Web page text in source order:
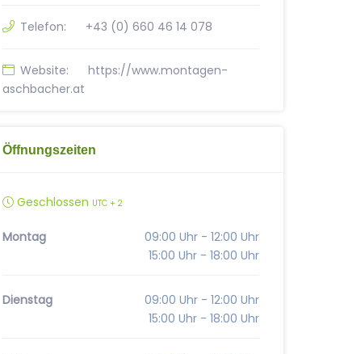
Telefon: +43 (0) 660 46 14 078
Website:
https://www.montagen-
aschbacher.at
Öffnungszeiten
Geschlossen UTC + 2
Montag
09:00 Uhr - 12:00 Uhr
15:00 Uhr - 18:00 Uhr
Dienstag
09:00 Uhr - 12:00 Uhr
15:00 Uhr - 18:00 Uhr